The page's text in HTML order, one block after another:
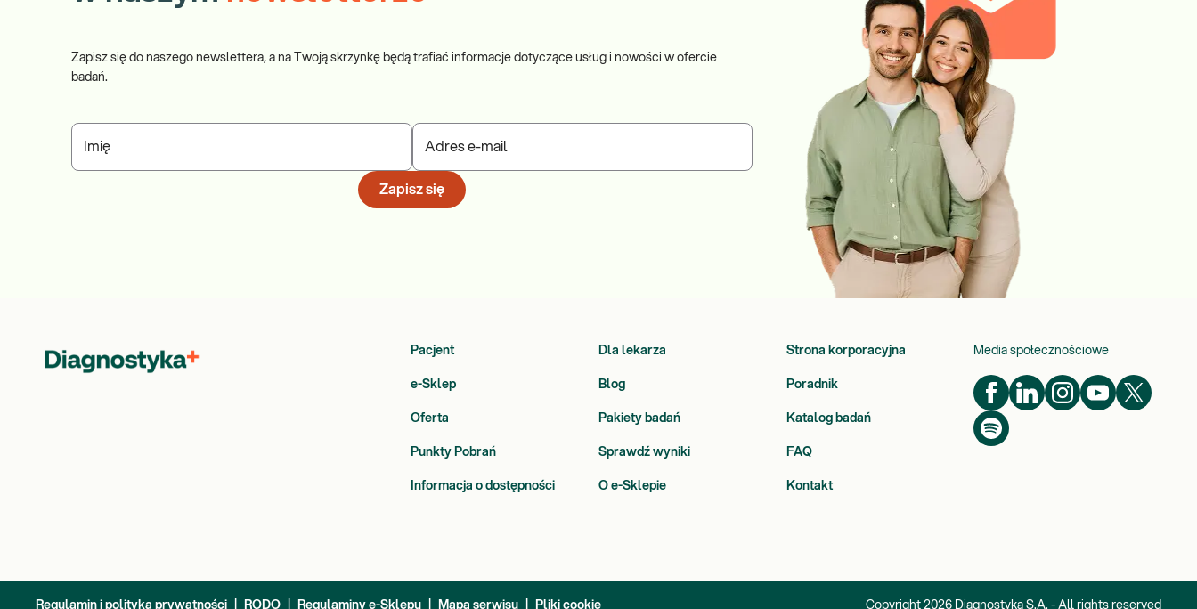
Zapisz się do naszego newslettera, a na Twoją skrzynkę będą trafiać informacje dotyczące usług i nowości w ofercie
badań.
Imię Adres e-mail
Zapisz się
Pacjent Dla lekarza Strona korporacyjna
e-Sklep Blog Poradnik
Oferta Pakiety badań Katalog badań
Punkty Pobrań Sprawdź wyniki FAQ
Informacja o dostępności O e-Sklepie Kontakt
Media społecznościowe
Regulamin i polityka prywatności RODO Regulaminy e-Sklepu Mapa serwisu Pliki cookie Copyright 2026 Diagnostyka S.A. - All rights reserved